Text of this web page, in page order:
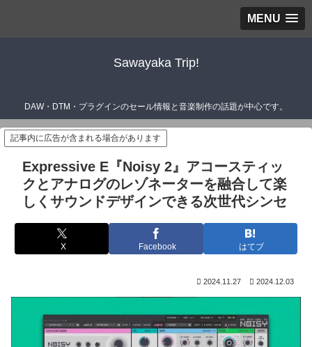
MENU
Sawayaka Trip!
DAW・DTM・プラグインのセール情報と音楽制作の話題が中心です。
記事内に広告が含まれる場合があります
Expressive E『Noisy 2』アコースティッ
クとアナログのレゾネーターを融合して楽
しくサウンドデザインできる次世代シンセ
X Facebook はてブ
2024.11.27 2024.12.03